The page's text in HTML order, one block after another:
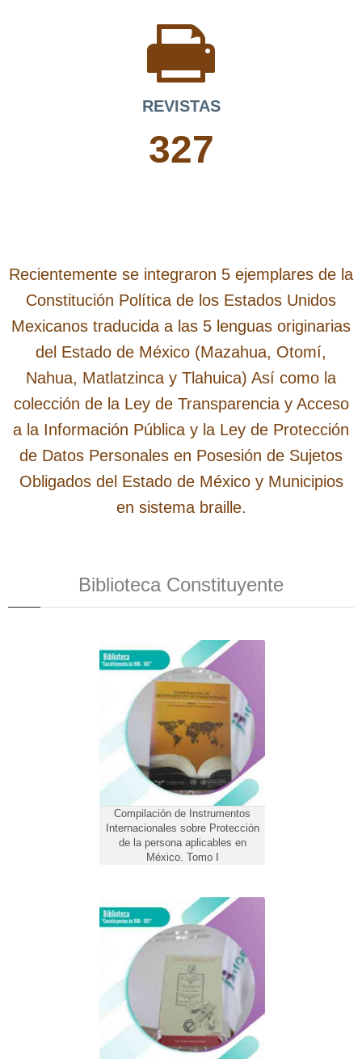
REVISTAS
327
Recientemente se integraron 5 ejemplares de la
Constitución Política de los Estados Unidos
Mexicanos traducida a las 5 lenguas originarias
del Estado de México (Mazahua, Otomí,
Nahua, Matlatzinca y Tlahuica) Así como la
colección de la Ley de Transparencia y Acceso
a la Información Pública y la Ley de Protección
de Datos Personales en Posesión de Sujetos
Obligados del Estado de México y Municipios
en sistema braille.
Biblioteca Constituyente
Compilación de Instrumentos
Internacionales sobre Protección
de la persona aplicables en
México. Tomo I
Compilación de Instrumentos
Internacionales sobre
Protección de la persona
aplicables en México. Tomo I
Los Archivos como Testimonio
de la Memoria, Acontecer y
Difusión del Patrimonio
Documental